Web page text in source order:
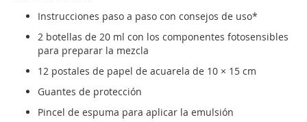
Instrucciones paso a paso con consejos de uso*
2 botellas de 20 ml con los componentes fotosensibles
para preparar la mezcla
12 postales de papel de acuarela de 10 × 15 cm
Guantes de protección
Pincel de espuma para aplicar la emulsión